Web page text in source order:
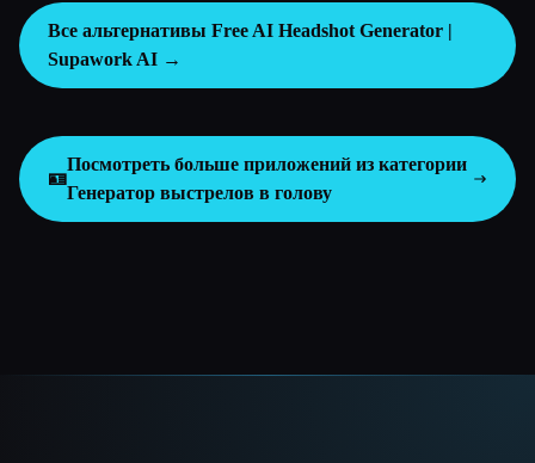
Все альтернативы Free AI Headshot Generator |
Supawork AI →
🪪
Посмотреть больше приложений из категории
Генератор выстрелов в голову